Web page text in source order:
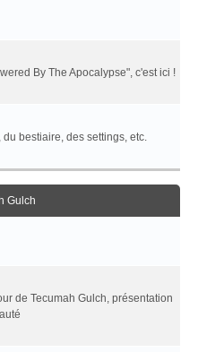
By The Apocalypse", c'est ici !
bestiaire, des settings, etc.
Gulch
de Tecumah Gulch, présentation